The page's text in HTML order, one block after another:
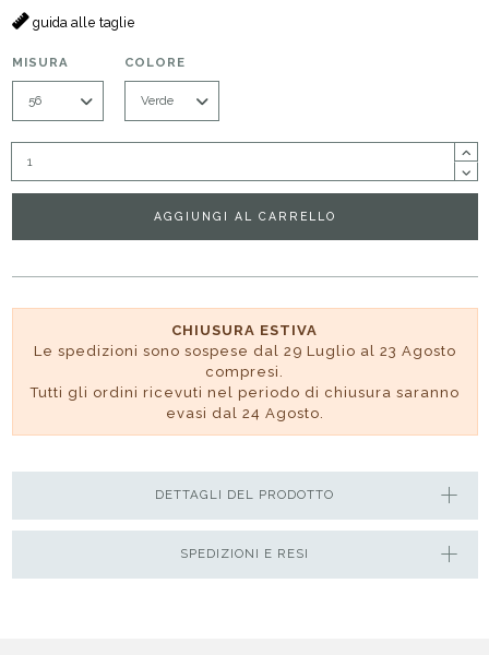
guida alle taglie
MISURA COLORE
AGGIUNGI AL CARRELLO
CHIUSURA ESTIVA
Le spedizioni sono sospese dal 29 Luglio al 23 Agosto
compresi.
Tutti gli ordini ricevuti nel periodo di chiusura saranno
evasi dal 24 Agosto.
SPEDIZIONI E RESI
DETTAGLI DEL PRODOTTO